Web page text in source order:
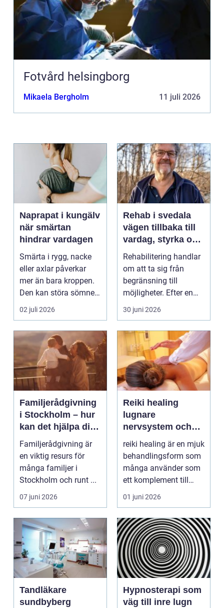
Fotvård helsingborg
Mikaela Bergholm 11 juli 2026
Naprapat i kungälv
när smärtan
hindrar vardagen
Smärta i rygg, nacke
eller axlar påverkar
mer än bara kroppen.
Den kan störa sömnen,
göra det svårt ...
02 juli 2026
Rehab i svedala
vägen tillbaka till
vardag, styrka och
balans
Rehabilitering handlar
om att ta sig från
begränsning till
möjligheter. Efter en
skada, sjukdom elle...
30 juni 2026
Familjerådgivning
i Stockholm – hur
kan det hjälpa dig
och din familj
Familjerådgivning är
en viktig resurs för
många familjer i
Stockholm och runt ...
07 juni 2026
Reiki healing
lugnare
nervsystem och
mer balans i
vardagen
reiki healing är en mjuk
behandlingsform som
många använder som
ett komplement till
annan vård. Foku...
01 juni 2026
Tandläkare
sundbyberg
Hypnosterapi som
väg till inre lugn